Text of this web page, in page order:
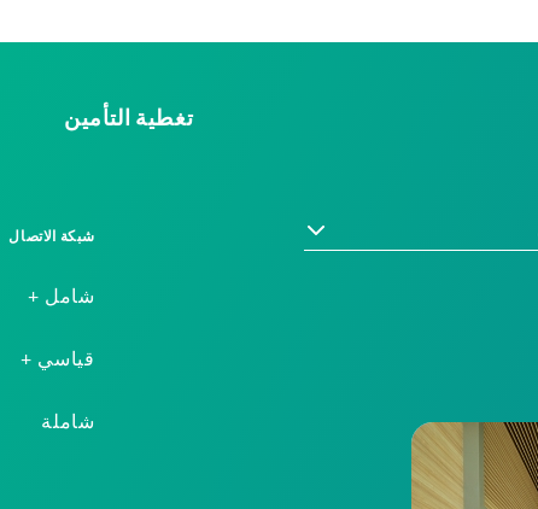
تغطية التأمين
شبكة الاتصال
شامل +
قياسي +
شاملة